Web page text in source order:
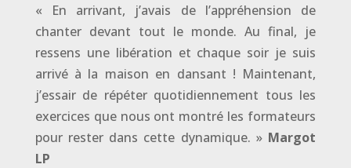
« En arrivant, j’avais de l’appréhension de
chanter devant tout le monde. Au final, je
ressens une libération et chaque soir je suis
arrivé à la maison en dansant ! Maintenant,
j’essair de répéter quotidiennement tous les
exercices que nous ont montré les formateurs
pour rester dans cette dynamique. » Margot
LP